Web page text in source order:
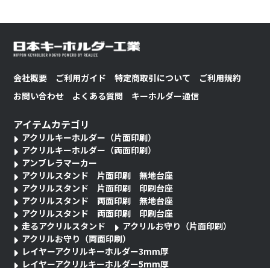
会社概要 ご利用ガイド 特定商取引について
ご利用規約
お問い合わせ
よくある質問 キーホルダー通信
アイテムカテゴリ
アクリルキーホルダー（片面印刷）
アクリルキーホルダー（両面印刷）
アンブレラマーカー
アクリルスタンド 片面印刷 無地台座
アクリルスタンド 片面印刷 印刷台座
アクリルスタンド 両面印刷 無地台座
アクリルスタンド 両面印刷 印刷台座
走るアクリルスタンド
アクリルお守り（片面印刷）
アクリルお守り（両面印刷）
レイヤーアクリルキーホルダー3mm厚
レイヤーアクリルキーホルダー5mm厚